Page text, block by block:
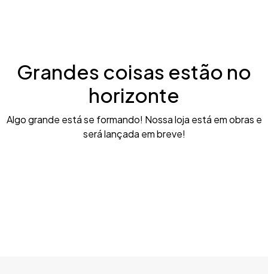
Grandes coisas estão no
horizonte
Algo grande está se formando! Nossa loja está em obras e
será lançada em breve!